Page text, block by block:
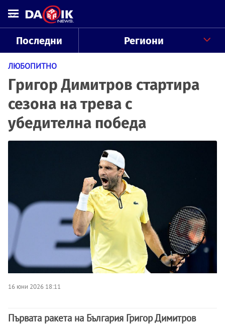
Последни Региони
ЛЮБОПИТНО
Григор Димитров стартира
сезона на трева с
убедителна победа
16 юни 2026 18:11
Първата ракета на България Григор Димитров